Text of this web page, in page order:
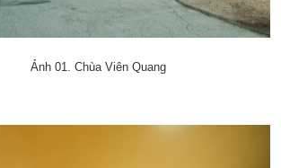
Ảnh 01. Chùa Viên Quang